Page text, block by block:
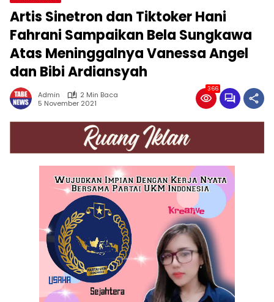
Artis Sinetron dan Tiktoker Hani
Fahrani Sampaikan Bela Sungkawa
Atas Meninggalnya Vanessa Angel
dan Bibi Ardiansyah
Admin
2 Min Baca
5 November 2021
366